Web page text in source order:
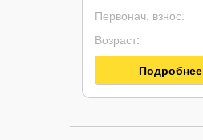
Первонач. взнос:
Возраст:
Подробнее